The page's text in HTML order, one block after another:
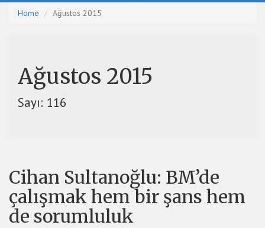
Home Ağustos 2015
Ağustos 2015
Sayı: 116
Cihan Sultanoğlu: BM’de
çalışmak hem bir şans hem
de sorumluluk